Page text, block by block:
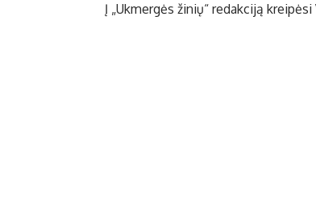
Į „Ukmergės žinių“ redakciją